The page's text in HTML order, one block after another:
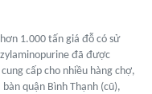
1.000 tấn giá đỗ có sử
đã được
cấp cho nhiều hàng chợ,
quận Bình Thạnh (cũ),